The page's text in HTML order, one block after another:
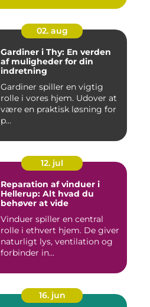
02. aug
Gardiner i Thy: En verden
af muligheder for din
indretning
Gardiner spiller en vigtig
rolle i vores hjem. Udover at
være en praktisk løsning for
p...
12. jul
Reparation af vinduer i
Hellerup: Alt hvad du
behøver at vide
Vinduer spiller en central
rolle i ethvert hjem. De giver
naturligt lys, ventilation og
forbinder in...
16. jun